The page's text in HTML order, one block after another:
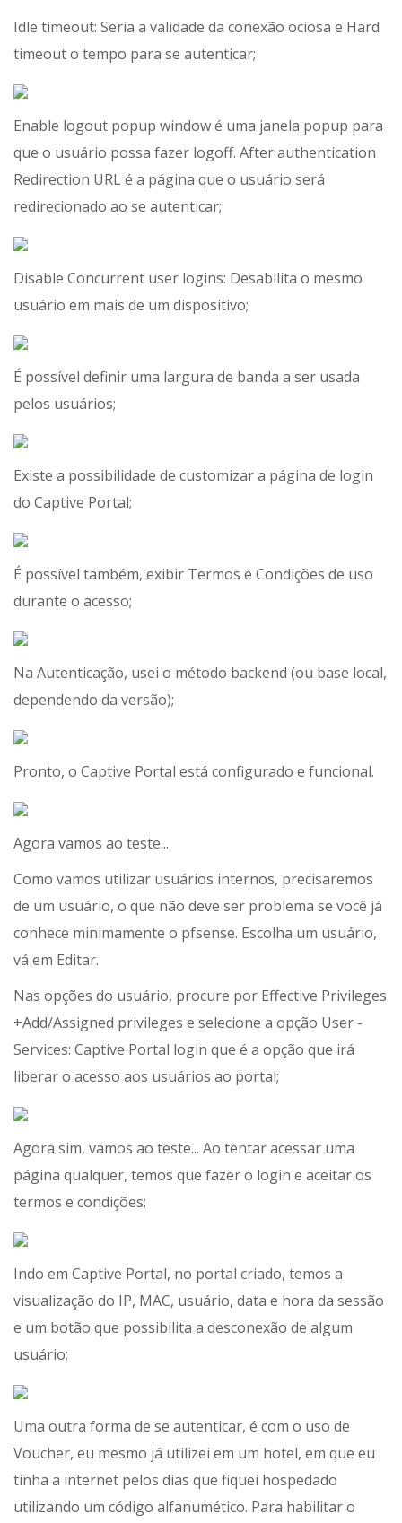
Idle timeout: Seria a validade da conexão ociosa e Hard
timeout o tempo para se autenticar;
Enable logout popup window é uma janela popup para
que o usuário possa fazer logoff. After authentication
Redirection URL é a página que o usuário será
redirecionado ao se autenticar;
Disable Concurrent user logins: Desabilita o mesmo
usuário em mais de um dispositivo;
É possível definir uma largura de banda a ser usada
pelos usuários;
Existe a possibilidade de customizar a página de login
do Captive Portal;
É possível também, exibir Termos e Condições de uso
durante o acesso;
Na Autenticação, usei o método backend (ou base local,
dependendo da versão);
Pronto, o Captive Portal está configurado e funcional.
Agora vamos ao teste...
Como vamos utilizar usuários internos, precisaremos
de um usuário, o que não deve ser problema se você já
conhece minimamente o pfsense. Escolha um usuário,
vá em Editar.
Nas opções do usuário, procure por Effective Privileges
+Add/Assigned privileges e selecione a opção User -
Services: Captive Portal login que é a opção que irá
liberar o acesso aos usuários ao portal;
Agora sim, vamos ao teste... Ao tentar acessar uma
página qualquer, temos que fazer o login e aceitar os
termos e condições;
Indo em Captive Portal, no portal criado, temos a
visualização do IP, MAC, usuário, data e hora da sessão
e um botão que possibilita a desconexão de algum
usuário;
Uma outra forma de se autenticar, é com o uso de
Voucher, eu mesmo já utilizei em um hotel, em que eu
tinha a internet pelos dias que fiquei hospedado
utilizando um código alfanumético. Para habilitar o